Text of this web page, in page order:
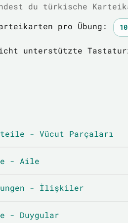
du türkische
pro Übung:
unterstützte
- Vücut Parçaları
- Aile
- İlişkiler
- Duygular